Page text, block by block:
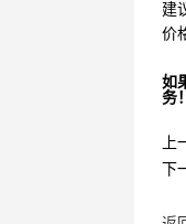
建
价
如
务！
上
下